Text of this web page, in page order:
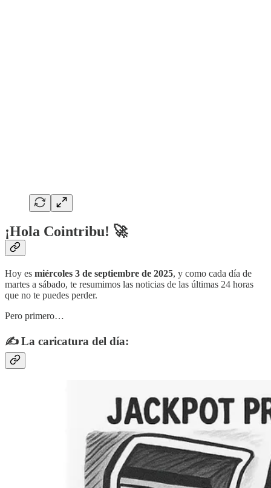
¡Hola Cointribu! 🚀
Hoy es miércoles 3 de septiembre de 2025, y como cada día de
martes a sábado, te resumimos las noticias de las últimas 24 horas
que no te puedes perder.
Pero primero…
✍️ La caricatura del día: